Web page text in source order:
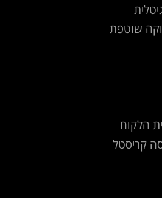
שוטפת
הלקוח
קריסטל